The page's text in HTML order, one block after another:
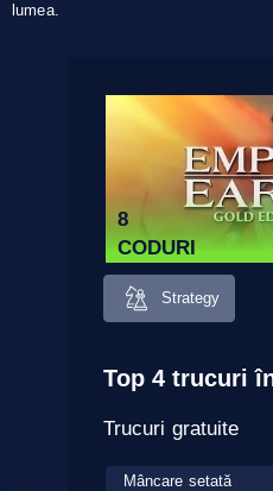
lumea.
8
CODURI
Strategy
Top 4 trucuri
Trucuri gratuite
Mâncare setată